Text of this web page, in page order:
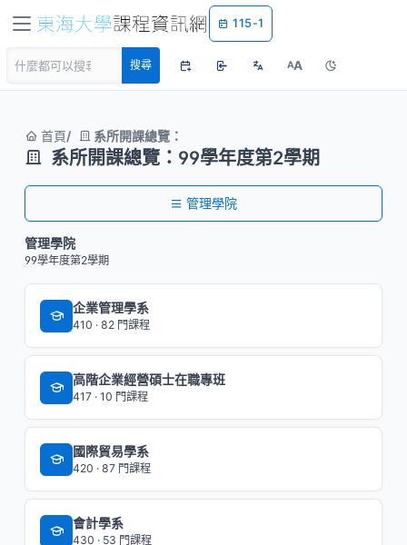
115-1
搜尋 AA
首頁 系所開課總覽：
系所開課總覽：99學年度第2學期
管理學院
管理學院
99學年度第2學期
企業管理學系
410 · 82 門課程
高階企業經營碩士在職專班
417 · 10 門課程
國際貿易學系
420 · 87 門課程
會計學系
430 · 53 門課程